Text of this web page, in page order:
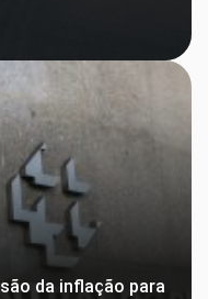
da inflação para